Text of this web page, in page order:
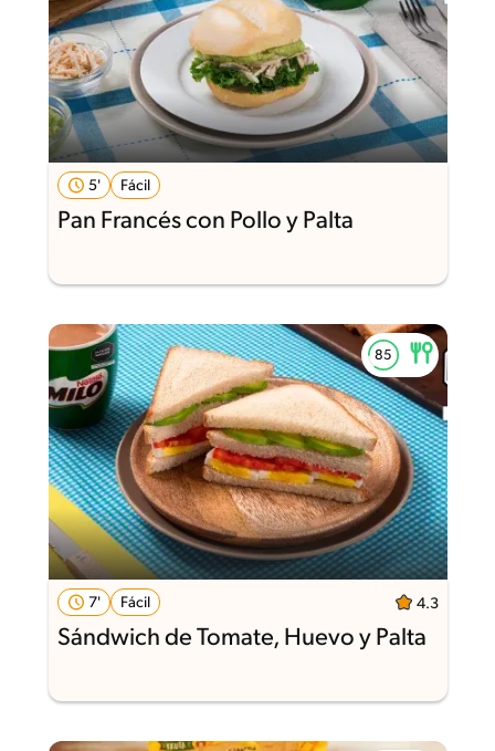
5' Fácil
Pan Francés con Pollo y Palta
7' Fácil 4.3
Sándwich de Tomate, Huevo y Palta